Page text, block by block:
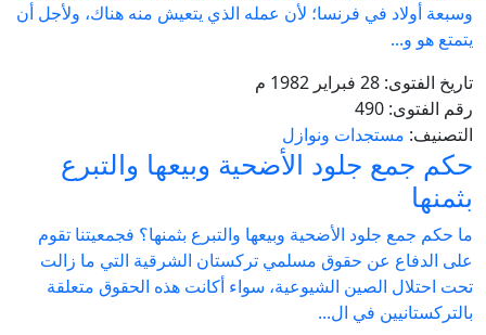
وسبعة أولاد في فرنسا؛ لأن عمله الذي يتعيش منه هناك، ولأجل أن
يتمتع هو و...
تاريخ الفتوى:
رقم الفتوى:
التصنيف: مستجدات ونوازل
حكم جمع جلود الأضحية وبيعها والتبرع
بثمنها
ما حكم جمع جلود الأضحية وبيعها والتبرع بثمنها؟ فجمعيتنا تقوم
على الدفاع عن حقوق مسلمي تركستان الشرقية التي ما زالت
تحت احتلال الصين الشيوعية، سواء أكانت هذه الحقوق متعلقة
بالتركستانيين في ال...